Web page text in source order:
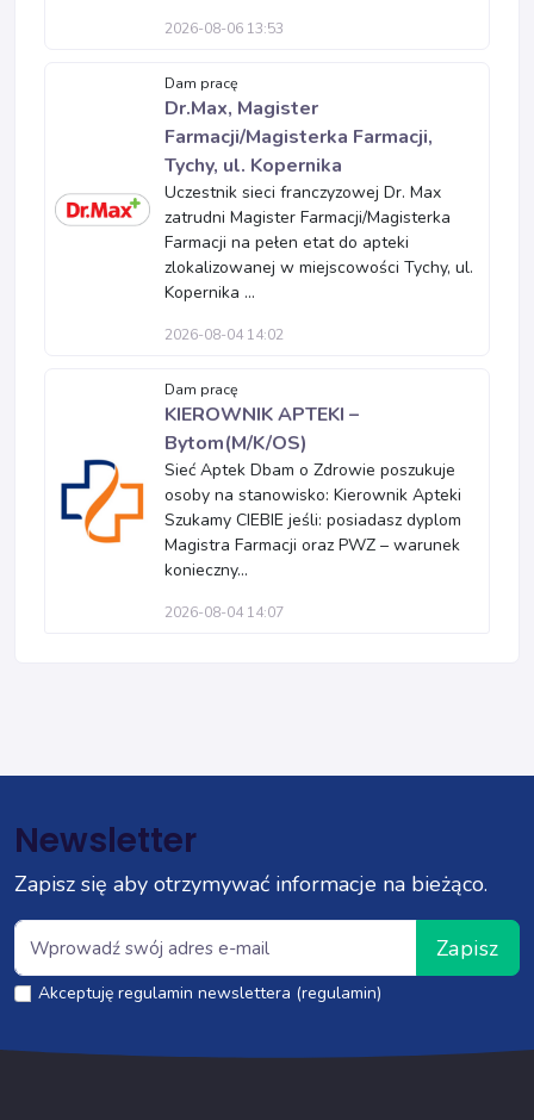
2026-08-06 13:53
Dam pracę
Dr.Max, Magister
Farmacji/Magisterka Farmacji,
Tychy, ul. Kopernika
Uczestnik sieci franczyzowej Dr. Max
zatrudni Magister Farmacji/Magisterka
Farmacji na pełen etat do apteki
zlokalizowanej w miejscowości Tychy, ul.
Kopernika ...
2026-08-04 14:02
Dam pracę
KIEROWNIK APTEKI –
Bytom(M/K/OS)
Sieć Aptek Dbam o Zdrowie poszukuje
osoby na stanowisko: Kierownik Apteki
Szukamy CIEBIE jeśli: posiadasz dyplom
Magistra Farmacji oraz PWZ – warunek
konieczny...
2026-08-04 14:07
Newsletter
Zapisz się aby otrzymywać informacje na bieżąco.
Zapisz
Akceptuję regulamin newslettera (regulamin)